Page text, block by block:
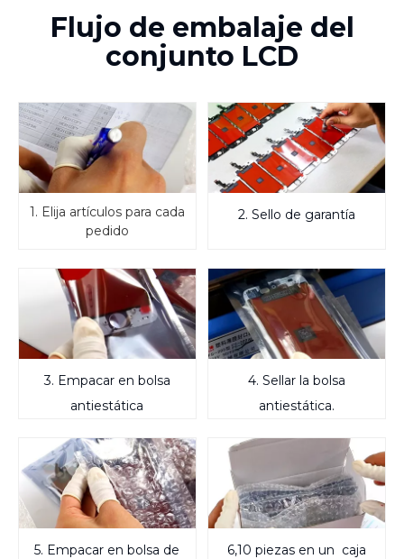
Flujo de embalaje del
conjunto LCD
1. Elija artículos para cada
pedido
2. Sello de garantía
3. Empacar en bolsa
antiestática
4. Sellar la bolsa
antiestática.
5. Empacar en bolsa de
6,10 piezas en un caja